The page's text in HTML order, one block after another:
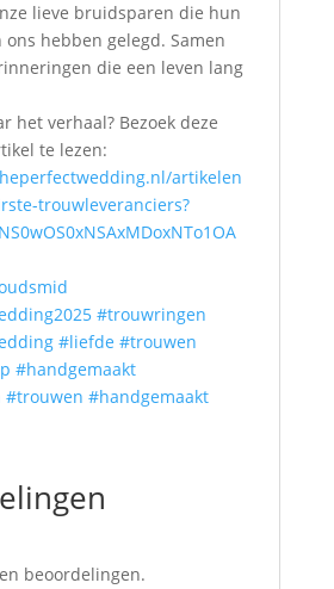
lieve bruidsparen die hun
hebben gelegd. Samen
die een leven lang
het verhaal? Bezoek deze
te lezen:
artikelen
trouwleveranciers?
#trouwringen
#liefde #trouwen
#handgemaakt
#trouwen #handgemaakt
beoordelingen.